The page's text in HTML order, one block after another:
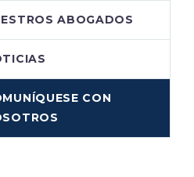
ABOGADOS
CON